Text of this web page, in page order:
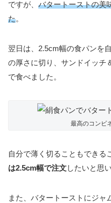
ですが、 バタートーストの美
た。
翌日は、2.5cm幅の食パンを
の厚さに切り、サンドイッチ
で食べました。
最高のコンビ
自分で薄く切ることもできる
は2.5cm幅で注文したいと思
また、バタートーストにジャ